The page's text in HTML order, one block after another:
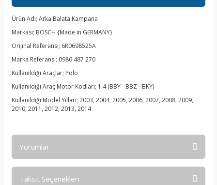
Ürün Adı; Arka Balata Kampana
Markası; BOSCH {Made in GERMANY}
Orijinal Referansı; 6R0698525A
Marka Referansı; 0986 487 270
Kullanıldığı Araçlar; Polo
Kullanıldığı Araç Motor Kodları; 1.4 (BBY - BBZ - BKY)
Kullanıldığı Model Yılları; 2003, 2004, 2005, 2006, 2007, 2008, 2009,
2010, 2011, 2012, 2013, 2014
Yorumlar
Taksit Seçenekleri